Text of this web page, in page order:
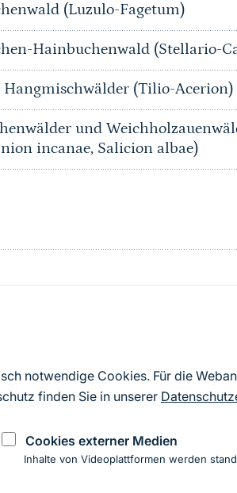
notwendige Cookies. Für die
finden Sie in unserer
Cookies externer Medien
Inhalte von Videoplattformen werden
(Luzulo-Fagetum)
Hainbuchenwald (Stellario-
(Tilio-Acerion)
und
incanae, Salicion albae)
EU übermittelten
enthalten die zur